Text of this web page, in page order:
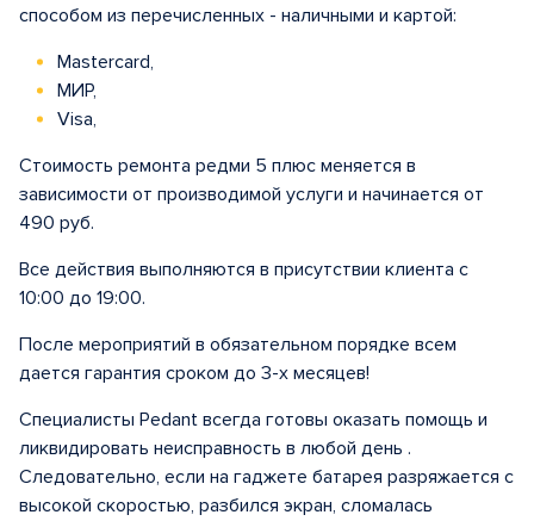
способом из перечисленных - наличными и картой:
Mastercard,
МИР,
Visa,
Стоимость ремонта редми 5 плюс меняется в
зависимости от производимой услуги и начинается от
490 руб.
Все действия выполняются в присутствии клиента с
10:00 до 19:00.
После мероприятий в обязательном порядке всем
дается гарантия сроком до 3-х месяцев!
Специалисты Pedant всегда готовы оказать помощь и
ликвидировать неисправность в любой день .
Следовательно, если на гаджете батарея разряжается с
высокой скоростью, разбился экран, сломалась